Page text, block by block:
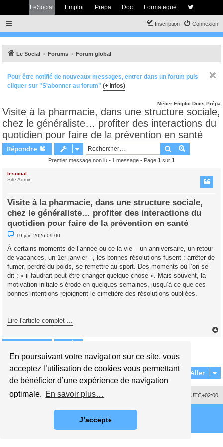
En poursuivant votre navigation sur ce site, vous
acceptez l’utilisation de cookies vous permettant
de bénéficier d’une expérience de navigation
optimale. En savoir plus…
J’accepte
LeSocial Emploi Prepa Doc Formateque
Connexion
Inscription
Le Social Forums Forum global
Pour être notifié de nouveaux messages, entrer dans un forum puis
cliquer sur "S'abonner au forum" (+ infos)
Métier Emploi Docs Prépa
Visite à la pharmacie, dans une structure sociale,
chez le généraliste… profiter des interactions du
quotidien pour faire de la prévention en santé
Répondre Rechercher
Premier message non lu • 1 message • Page 1 sur 1
lesocial
Site Admin
Visite à la pharmacie, dans une structure sociale,
chez le généraliste… profiter des interactions du
quotidien pour faire de la prévention en santé
M
e
s
a
e
n
n
l
19 juin 2026 09:00
À certains moments de l’année ou de la vie – un anniversaire, un retour
de vacances, un 1er janvier –, les bonnes résolutions fusent : arrêter de
fumer, perdre du poids, se remettre au sport. Des moments où l’on se
dit : « il faudrait peut-être changer quelque chose ». Mais souvent, la
motivation initiale s’érode en quelques semaines, jusqu’à ce que ces
bonnes intentions rejoignent le cimetière des résolutions oubliées.
Lire l'article complet ...
1 message • Page1 sur1
Aller
UTC+02:00
Supprimer les cookies